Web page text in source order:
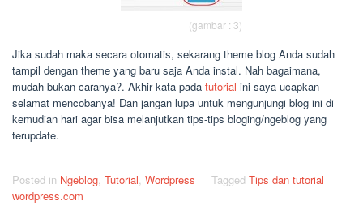
(gambar : 3)
Jika sudah maka secara otomatis, sekarang theme blog Anda sudah
tampil dengan theme yang baru saja Anda instal. Nah bagaimana,
mudah bukan caranya?. Akhir kata pada tutorial ini saya ucapkan
selamat mencobanya! Dan jangan lupa untuk mengunjungi blog ini di
kemudian hari agar bisa melanjutkan tips-tips bloging/ngeblog yang
terupdate.
Posted in Ngeblog, Tutorial, Wordpress Tagged Tips dan tutorial
wordpress.com